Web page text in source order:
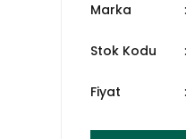
Marka
Stok Kodu
Fiyat